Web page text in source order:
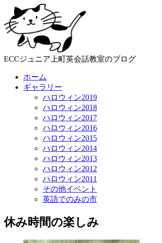
ECCジュニア上町英会話教室のブログ
ホーム
ギャラリー
ハロウィン2019
ハロウィン2018
ハロウィン2017
ハロウィン2016
ハロウィン2015
ハロウィン2014
ハロウィン2013
ハロウィン2012
ハロウィン2011
その他イベント
英語でのみの市
休み時間の楽しみ